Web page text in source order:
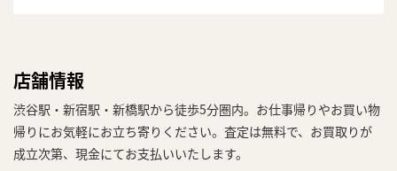
店舗情報
渋谷駅・新宿駅・新橋駅から徒歩5分圏内。お仕事帰りやお買い物
帰りにお気軽にお立ち寄りください。査定は無料で、お買取りが
成立次第、現金にてお支払いいたします。